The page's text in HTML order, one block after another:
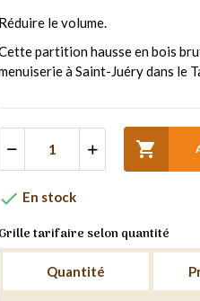
Réduire le volume.
partition hausse en bois
à Saint-Juéry dans le

 En stock
Grille tarifaire selon quantité
Quantité